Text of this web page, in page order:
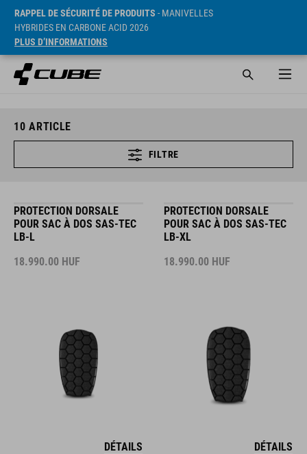
RAPPEL DE SÉCURITÉ DE PRODUITS - MANIVELLES
HYBRIDES EN CARBONE ACID 2026
PLUS D’INFORMATIONS
10 ARTICLE
FILTRE
PROTECTION DORSALE
POUR SAC À DOS SAS-TEC
LB-L
18.990.00 HUF
DÉTAILS
PROTECTION DORSALE
POUR SAC À DOS SAS-TEC
LB-XL
18.990.00 HUF
DÉTAILS